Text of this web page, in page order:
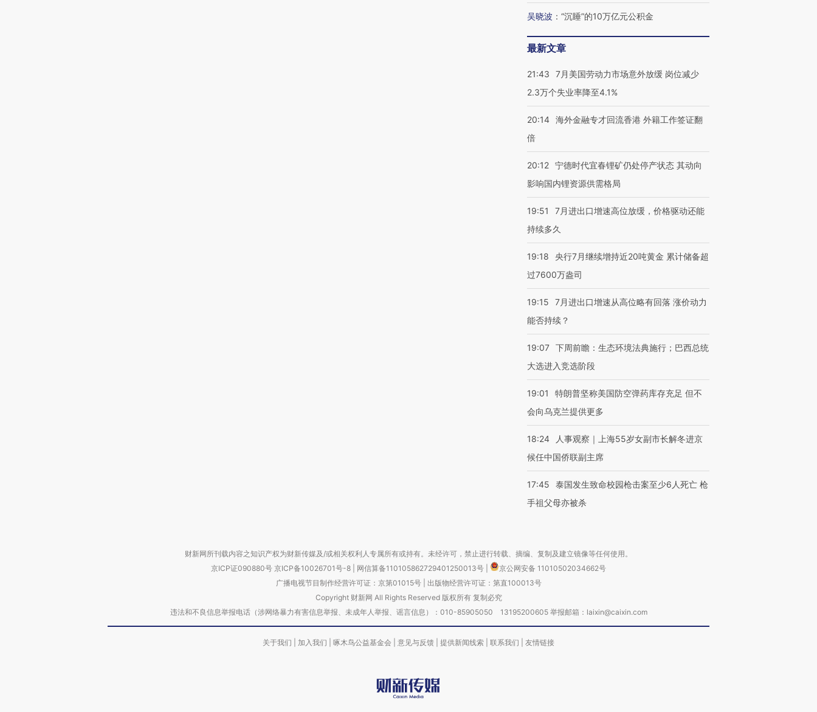
吴晓波 ： “沉睡”的10万亿元公积金
最新文章
21:43
7月美国劳动力市场意外放缓 岗位减少
2.3万个失业率降至4.1%
20:14 海外金融专才回流香港 外籍工作签证翻
倍
20:12 宁德时代宜春锂矿仍处停产状态 其动向
影响国内锂资源供需格局
19:51
7月进出口增速高位放缓，价格驱动还能
持续多久
19:18
央行7月继续增持近20吨黄金 累计储备超
过7600万盎司
19:15
7月进出口增速从高位略有回落 涨价动力
能否持续？
19:07 下周前瞻：生态环境法典施行；巴西总统
大选进入竞选阶段
19:01
特朗普坚称美国防空弹药库存充足 但不
会向乌克兰提供更多
18:24
人事观察｜上海55岁女副市长解冬进京
候任中国侨联副主席
17:45
泰国发生致命校园枪击案至少6人死亡 枪
手祖父母亦被杀
财新网所刊载内容之知识产权为财新传媒及/或相关权利人专属所有或持有。未经许可，禁止进行转载、摘编、复制及建立镜像等任何使用。
京ICP证090880号 京ICP备10026701号-8 网信算备110105862729401250013号
京公网安备 11010502034662号
广播电视节目制作经营许可证：京第01015号| 出版物经营许可证：第直100013号
Copyright 财新网 All Rights Reserved 版权所有 复制必究
违法和不良信息举报电话（涉网络暴力有害信息举报、未成年人举报、谣言信息）：010-85905050 13195200605 举报邮箱：laixin@caixin.com
关于我们 加入我们 啄木鸟公益基金会 意见与反馈 提供新闻线索 联系我们 友情链接